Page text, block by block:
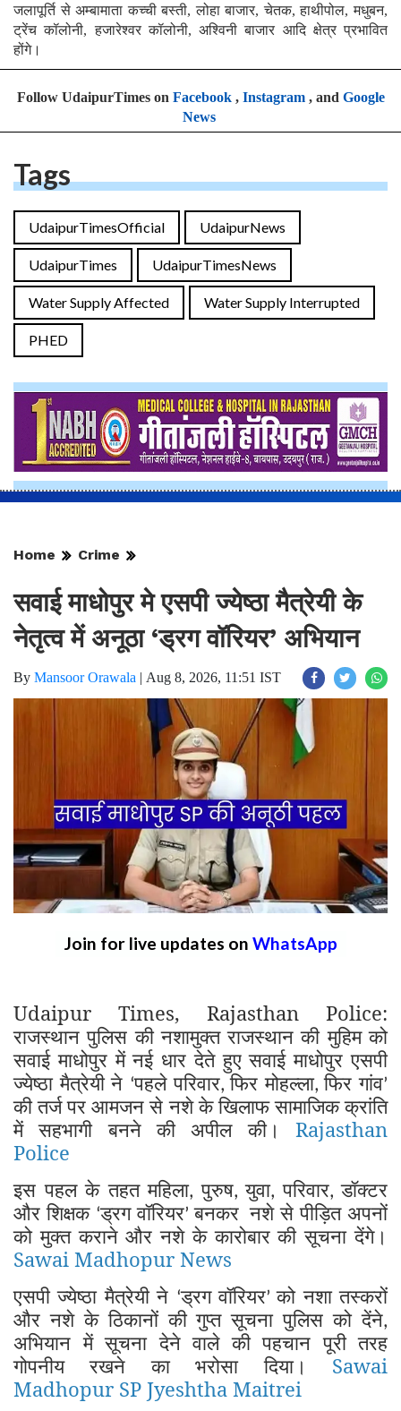
जलापूर्ति से अम्बामाता कच्ची बस्ती, लोहा बाजार, चेतक, हाथीपोल, मधुबन,
ट्रेंच कॉलोनी, हजारेश्वर कॉलोनी, अश्विनी बाजार आदि क्षेत्र प्रभावित
होंगे।
Follow UdaipurTimes on Facebook, Instagram, and Google
News
Tags
UdaipurTimesOfficial UdaipurNews
UdaipurTimes UdaipurTimesNews
Water Supply Affected Water Supply Interrupted
PHED
Home Crime
सवाई माधोपुर मे एसपी ज्येष्ठा मैत्रेयी के
नेतृत्व में अनूठा ‘ड्रग वॉरियर’ अभियान
By Mansoor Orawala | Aug 8, 2026, 11:51 IST
Join for live updates on WhatsApp
Udaipur Times, Rajasthan Police:
राजस्थान पुलिस की नशामुक्त राजस्थान की मुहिम को
सवाई माधोपुर में नई धार देते हुए सवाई माधोपुर एसपी
ज्येष्ठा मैत्रेयी ने ‘पहले परिवार,फिर मोहल्ला,फिर गांव’
की तर्ज पर आमजन से नशे के खिलाफ सामाजिक क्रांति
में सहभागी बनने की अपील की। Rajasthan
Police
इस पहल के तहत महिला,पुरुष,युवा,परिवार,डॉक्टर
और शिक्षक ‘ड्रग वॉरियर’बनकर नशे से पीड़ित अपनों
को मुक्त कराने और नशे के कारोबार की सूचना देंगे।
Sawai Madhopur News
एसपी ज्येष्ठा मैत्रेयी ने ‘ड्रग वॉरियर’को नशा तस्करों
और नशे के ठिकानों की गुप्त सूचना पुलिस को देंने,
अभियान में सूचना देने वाले की पहचान पूरी तरह
गोपनीय रखने का भरोसा दिया। Sawai
Madhopur SP Jyeshtha Maitrei